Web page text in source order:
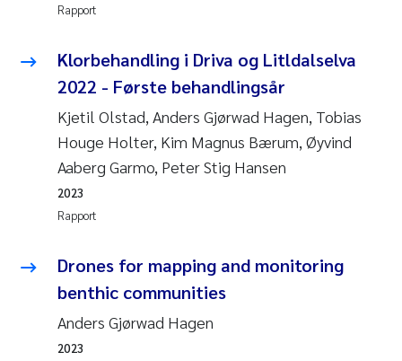
Rapport
Klorbehandling i Driva og Litldalselva
2022 - Første behandlingsår
Kjetil Olstad, Anders Gjørwad Hagen, Tobias
Houge Holter, Kim Magnus Bærum, Øyvind
Aaberg Garmo, Peter Stig Hansen
Rapport
2023
Drones for mapping and monitoring
benthic communities
Anders Gjørwad Hagen
2023